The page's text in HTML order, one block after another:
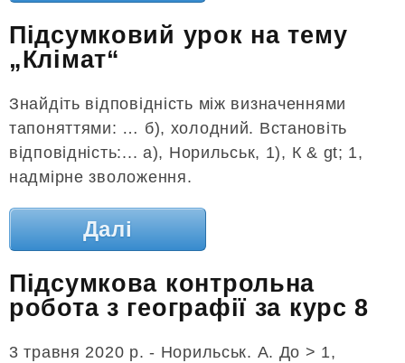
Підсумковий урок на тему
„Клімат“
Знайдіть відповідність між визначеннями
тапоняттями: … б), холодний. Встановіть
відповідність:... а), Норильськ, 1), К & gt; 1,
надмірне зволоження.
Далі
Підсумкова контрольна
робота з географії за курс 8
3 травня 2020 р. - Норильськ. А. До > 1,